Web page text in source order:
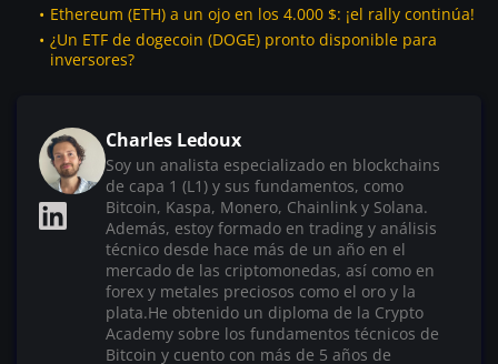
Ethereum (ETH) a un ojo en los 4.000 $: ¡el rally continúa!
¿Un ETF de dogecoin (DOGE) pronto disponible para
inversores?
Charles Ledoux
Soy un analista especializado en blockchains
de capa 1 (L1) y sus fundamentos, como
Bitcoin, Kaspa, Monero, Chainlink y Solana.
Además, estoy formado en trading y análisis
técnico desde hace más de un año en el
mercado de las criptomonedas, así como en
forex y metales preciosos como el oro y la
plata.He obtenido un diploma de la Crypto
Academy sobre los fundamentos técnicos de
Bitcoin y cuento con más de 5 años de